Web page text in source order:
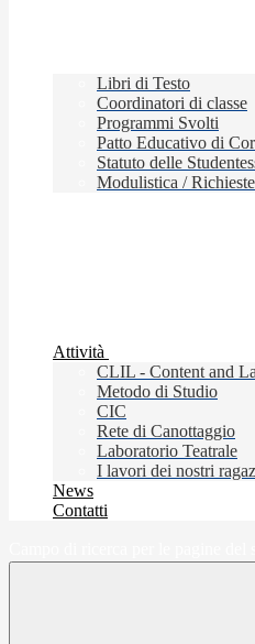
Libri di Testo
Coordinatori di classe
Programmi Svolti
Patto Educativo di
Statuto delle
Modulistica / Richieste
Attività
CLIL - Content and
Metodo di Studio
CIC
Rete di Canottaggio
Laboratorio Teatrale
I lavori dei nostri
News
Contatti